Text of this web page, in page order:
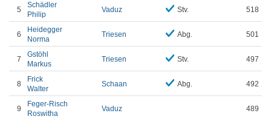
5
Schädler
Philip
Vaduz Stv. 518
6
Heidegger
Norma
Triesen Abg. 501
7
Gstöhl
Markus
Triesen Stv. 497
8
Frick
Walter
Schaan Abg. 492
9
Feger-Risch
Roswitha
Vaduz 489